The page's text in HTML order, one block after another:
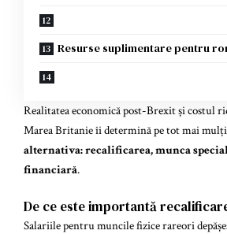
Resurse suplimentare pentru
Realitatea economică post-Brexit și costul
Marea Britanie îi determină pe tot mai
alternativa: recalificarea, munca
financiară.
De ce este importantă
Salariile pentru muncile fizice rareori